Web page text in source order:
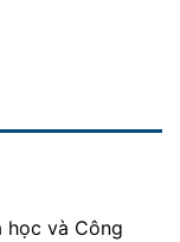
học và Công